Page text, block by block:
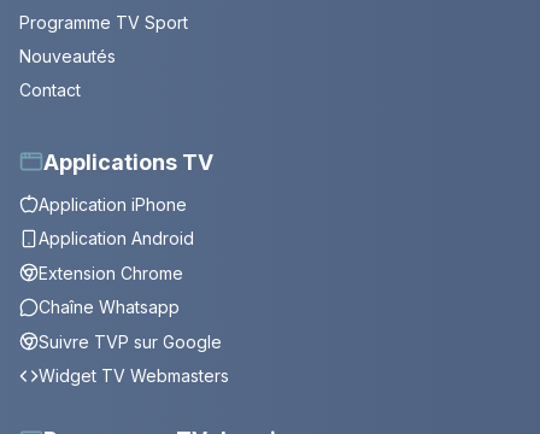
Programme TV Sport
Nouveautés
Contact
Applications TV
Application iPhone
Application Android
Extension Chrome
Chaîne Whatsapp
Suivre TVP sur Google
Widget TV Webmasters